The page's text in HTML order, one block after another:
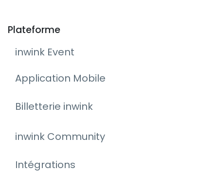
Plateforme
inwink Event
Application Mobile
Billetterie inwink
inwink Community
Intégrations